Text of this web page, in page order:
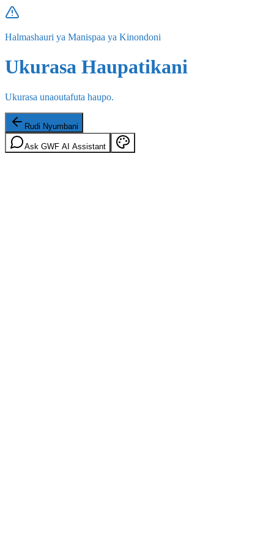
Halmashauri ya Manispaa ya Kinondoni
Ukurasa Haupatikani
Ukurasa unaoutafuta haupo.
Rudi Nyumbani
Ask GWF AI Assistant